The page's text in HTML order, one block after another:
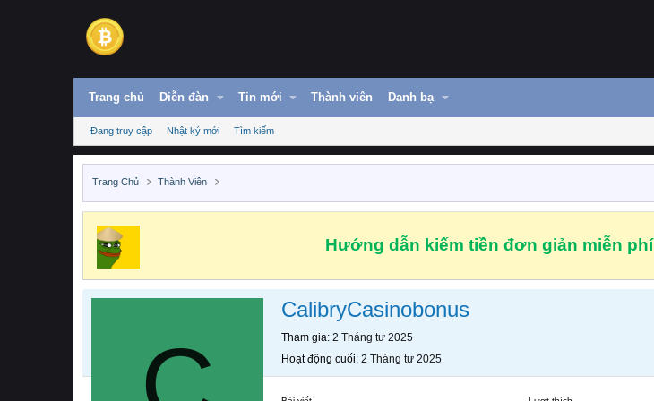
Trang chủ Diễn đàn Tin mới Thành viên Danh bạ
Đang truy cập Nhật ký mới Tìm kiếm
Trang Chủ Thành Viên
Hướng dẫn kiếm tiền đơn giản miễn phí
CalibryCasinobonus
Tham gia 2 Tháng tư 2025
Hoạt động cuối 2 Tháng tư 2025